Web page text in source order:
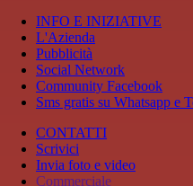
INFO E INIZIATIVE
L'Azienda
Pubblicità
Social Network
Community Facebook
Sms gratis su Whatsapp e
CONTATTI
Scrivici
Invia foto e video
Commerciale